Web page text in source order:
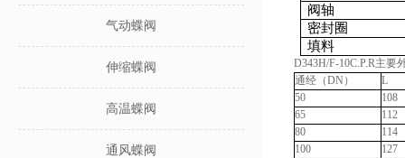
气动蝶阀
伸缩蝶阀
高温蝶阀
通风蝶阀
阀轴
密封圈
填料
D343H/F-10C.P.R主要
通经（DN）
L
50
108
65
112
80
114
100
127